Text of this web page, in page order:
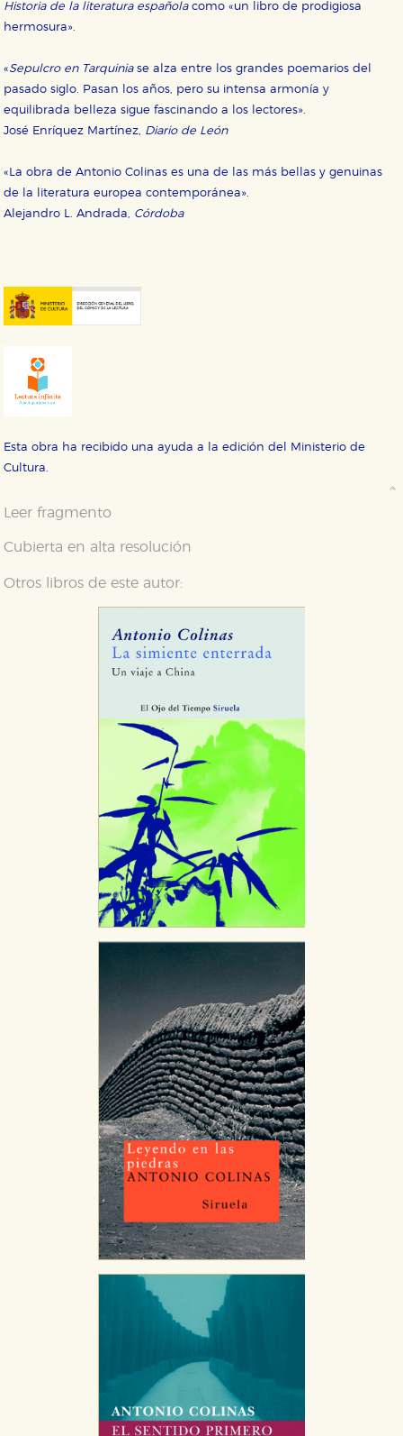
Historia de la literatura españolacomo «un libro de prodigiosa
hermosura».
«Sepulcro en Tarquiniase alza entre los grandes poemarios del
pasado siglo. Pasan los años, pero su intensa armonía y
equilibrada belleza sigue fascinando a los lectores».
José Enríquez Martínez, Diario de León
«La obra de Antonio Colinas es una de las más bellas y genuinas
de la literatura europea contemporánea».
Alejandro L. Andrada, Córdoba
Esta obra ha recibido una ayuda a la edición del Ministerio de
Cultura.
Leer fragmento
Cubierta en alta resolución
Otros libros de este autor:
HABILITAR TODO RECHAZAR TODO